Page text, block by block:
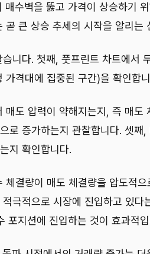
매수벽을 뚫고 가격이 상승하기
곧 큰 상승 추세의 시작을 알리는
니다. 첫째, 풋프린트 차트에서
가격대에 집중된 구간)을 확인합
매도 압력이 약해지는지, 즉 매도
로 증가하는지 관찰합니다. 셋째
지 확인합니다.
체결량이 매도 체결량을 압도적
극적으로 시장에 진입하고 있다
포지션에 진입하는 것이 효과적